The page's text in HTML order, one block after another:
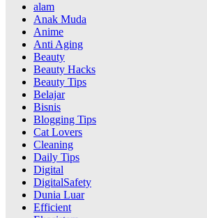
alam
Anak Muda
Anime
Anti Aging
Beauty
Beauty Hacks
Beauty Tips
Belajar
Bisnis
Blogging Tips
Cat Lovers
Cleaning
Daily Tips
Digital
DigitalSafety
Dunia Luar
Efficient